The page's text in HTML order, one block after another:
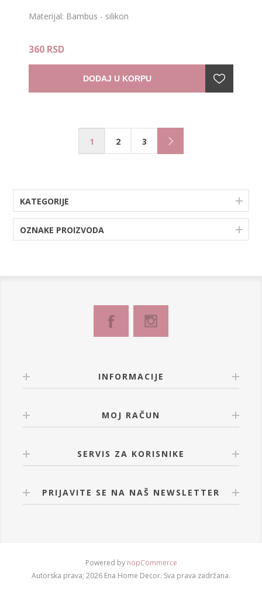
Materijal: Bambus - silikon
360 RSD
DODAJ U KORPU
1 2 3
KATEGORIJE
OZNAKE PROIZVODA
INFORMACIJE
MOJ RAČUN
SERVIS ZA KORISNIKE
PRIJAVITE SE NA NAŠ NEWSLETTER
Powered by nopCommerce
Autorska prava; 2026 Ena Home Decor. Sva prava zadržana.